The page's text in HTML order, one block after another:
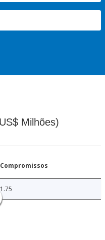
Milhões)
Compromissos
1.75